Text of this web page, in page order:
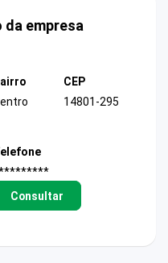
empresa
CEP
14801-295
Consultar